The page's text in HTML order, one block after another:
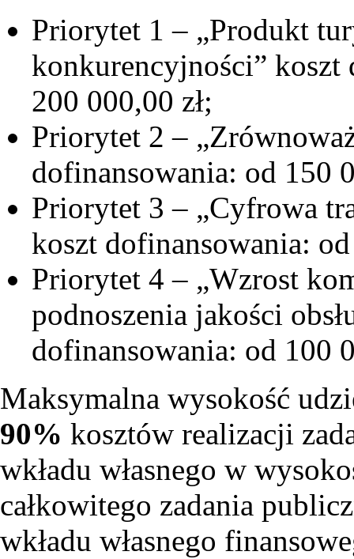
Priorytet 1 – „Produkt
konkurencyjności” koszt
200 000,00 zł;
Priorytet 2 –
dofinansowania: od 150
Priorytet 3 – „Cyfrowa
koszt dofinansowania:
Priorytet 4 – „Wzrost
podnoszenia jakości
dofinansowania: od 100
Maksymalna wysokość
90% kosztów realizacji
wkładu własnego w
całkowitego zadania
wkładu własnego